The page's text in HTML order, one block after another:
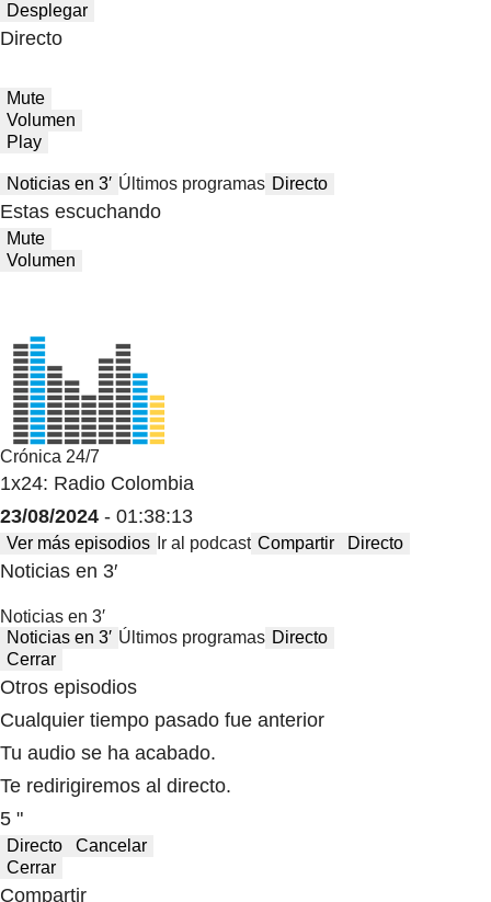
Desplegar
Directo
Mute
Volumen
Play
Noticias en 3′ Últimos programas Directo
Estas escuchando
Mute
Volumen
Crónica 24/7
1x24: Radio Colombia
23/08/2024 - 01:38:13
Ver más episodios Ir al podcast Compartir Directo
Noticias en 3′
Noticias en 3′
Noticias en 3′ Últimos programas Directo
Cerrar
Otros episodios
Cualquier tiempo pasado fue anterior
Tu audio se ha acabado.
Te redirigiremos al directo.
5 "
Directo
Cancelar
Cerrar
Compartir